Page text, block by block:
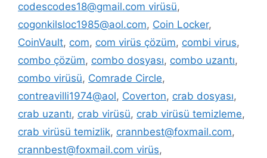
codescodes18@gmail.com virüsü,
cogonkilsloc1985@aol.com, Coin Locker,
CoinVault, com, com virüs çözüm, combi virus,
combo çözüm, combo dosyası, combo uzantı,
combo virüsü, Comrade Circle,
contreavilli1974@aol, Coverton, crab dosyası,
crab uzantı, crab virüsü, crab virüsü temizleme,
crab virüsü temizlik, crannbest@foxmail.com,
crannbest@foxmail.com virüs,